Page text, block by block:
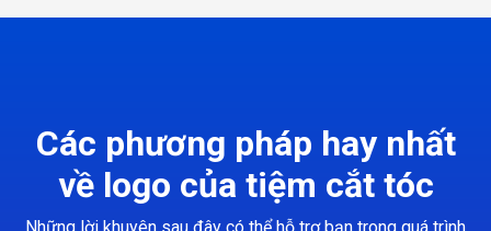
Các phương pháp hay nhất
về logo của tiệm cắt tóc
Những lời khuyên sau đây có thể hỗ trợ bạn trong quá trình